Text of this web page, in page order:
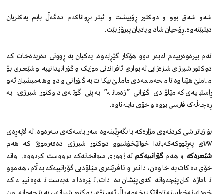
شەو شەق بوو و دوکتور ڕۆییشت و ئیتر بڕواناکەم دەگەڵ بابم یەکتریان
دیتبێتەوە. ڕۆحیان شاد و یادیان پیرۆز بێت.
ئەم بیرەوەرییەم لەبەر دوو هۆکار گێڕایەوە. یەکیان بە ڕوونی دەریدەخات کە
دوکتور شیرازی شارەزایی لە بواری ئافراندنی موزیک و گۆرانیدا نییە و شێعری بۆ
ماملێ هێناوە تا محەممەدی ماملێ بیکات بە گۆرانی و دووهەمیشیان ئەو
ڕاستییەی کە مێلۆدی گۆرانی ” زەمانە” بە پێی گوتەی دوکتور شیرازی، بە
ڕەچەڵەک فارسی بووە و خۆی داینەناوە.
بۆ زیاتر شی کردنەوی مژارەکە با بگەڕێینەوە سەر باسەکەی سەرەوە. لە لاپەڕەی
١٨٧ی پەڕتووکەکەیاندا خوالێخۆشبوو دوکتور شیرازی دەفەرموێ کە هەم
شێعرەکە و هەمگۆرانییەکم لە ژووری میوانخانەکە درووست کردووە. واتە
خۆی دەکات بە خاوەن، دانەر و ئافرێنەری مێلۆدیی گۆرانییەکە بەڵام، هەموو
ئاماژەکان پێچەوانەکەی پێشان دەدات. لێرەدا مەبەست ئەوە نییە کە